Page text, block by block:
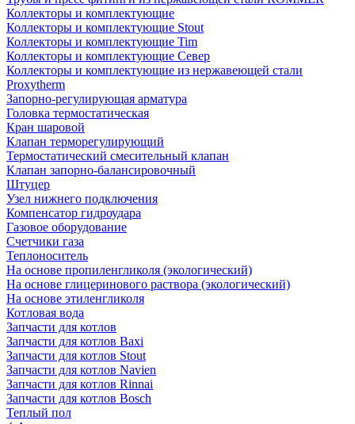
Коллекторы и комплектующие
Коллекторы и комплектующие Stout
Коллекторы и комплектующие Tim
Коллекторы и комплектующие Север
Коллекторы и комплектующие из нержавеющей стали
Proxytherm
Запорно-регулирующая арматура
Головка термостатическая
Кран шаровой
Клапан терморегулирующий
Термостатический смесительный клапан
Клапан запорно-балансировочный
Штуцер
Узел нижнего подключения
Компенсатор гидроудара
Газовое оборудование
Счетчики газа
Теплоноситель
На основе пропиленгликоля (экологический)
На основе глицеринового раствора (экологический)
На основе этиленгликоля
Котловая вода
Запчасти для котлов
Запчасти для котлов Baxi
Запчасти для котлов Stout
Запчасти для котлов Navien
Запчасти для котлов Rinnai
Запчасти для котлов Bosch
Теплый пол